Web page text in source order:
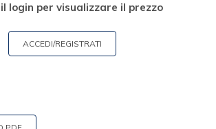
login per visualizzare il prezzo
ACCEDI/REGISTRATI